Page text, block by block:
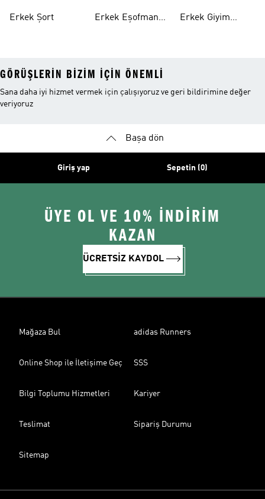
Erkek Şort
Erkek Eşofman
Erkek Giyim
GÖRÜŞLERIN BIZIM IÇIN ÖNEMLI
Sana daha iyi hizmet vermek için çalışıyoruz ve geri bildirimine değer
veriyoruz
Başa dön
Giriş yap Sepetin (0)
ÜYE OL VE 10% İNDİRİM
KAZAN
ÜCRETSİZ KAYDOL
Mağaza Bul adidas Runners
Online Shop ile İletişime Geç SSS
Bilgi Toplumu Hizmetleri Kariyer
Teslimat Sipariş Durumu
Sitemap